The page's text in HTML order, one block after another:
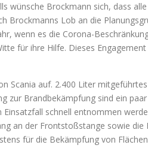
Brockmann sich, dass
Lob an die
wenn es die Corona-
für ihre Hilfe. Dieses
Scania auf. 2.400 Liter
Brandbekämpfung sind ein
schnell entnommen
an der Frontstoßstange sowie
für die Bekämpfung von